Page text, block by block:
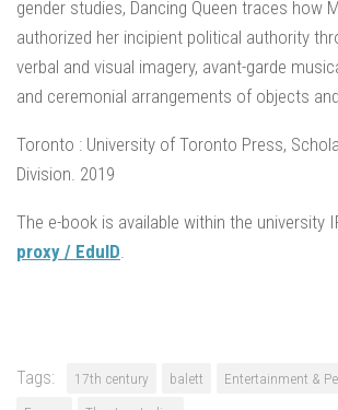
gender studies, Dancing Queen traces how
authorized her incipient political authority
verbal and visual imagery, avant-garde
and ceremonial arrangements of objects
Toronto : University of Toronto Press,
Division. 2019
The e-book is available within the university
proxy / EduID
Tags: 17th century balett
Entertainment &